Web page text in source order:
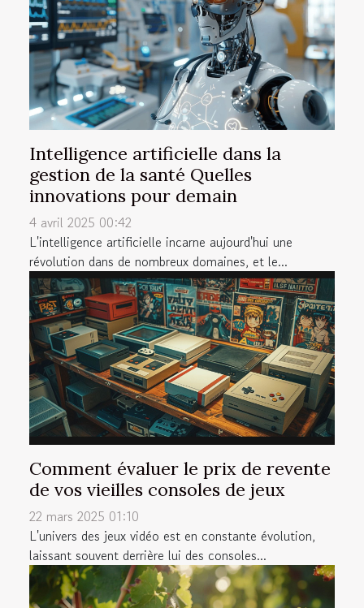
Intelligence artificielle dans la
gestion de la santé Quelles
innovations pour demain
4 avril 2025 00:42
L'intelligence artificielle incarne aujourd'hui une
révolution dans de nombreux domaines, et le...
Comment évaluer le prix de revente
de vos vieilles consoles de jeux
22 mars 2025 01:10
L'univers des jeux vidéo est en constante évolution,
laissant souvent derrière lui des consoles...